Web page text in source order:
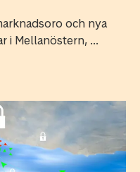
och nya
i Mellanöstern, ...